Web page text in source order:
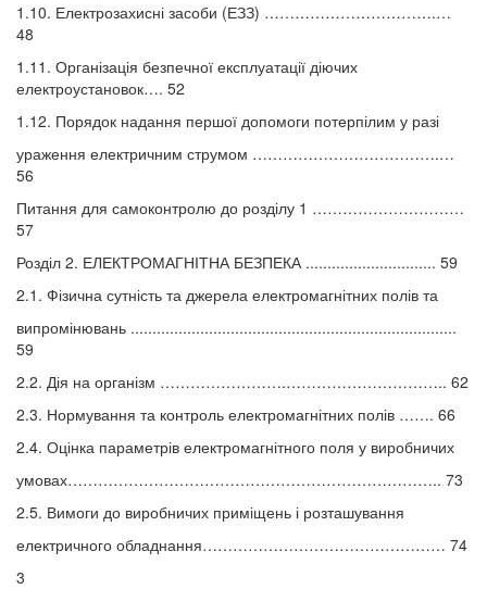
1.10. Електрозахисні засоби (ЕЗЗ) …………………………….…
48
1.11. Організація безпечної експлуатації діючих
електроустановок…. 52
1.12. Порядок надання першої допомоги потерпілим у разі
ураження електричним струмом ……………………………….…
56
Питання для самоконтролю до розділу 1 …………………………
57
Розділ 2. ЕЛЕКТРОМАГНІТНА БЕЗПЕКА .............................. 59
2.1. Фізична сутність та джерела електромагнітних полів та
випромінювань ...........................................................................
59
2.2. Дія на організм …………………….………………………….. 62
2.3. Нормування та контроль електромагнітних полів ……. 66
2.4. Оцінка параметрів електромагнітного поля у виробничих
умовах……………………………………………………………….. 73
2.5. Вимоги до виробничих приміщень і розташування
електричного обладнання………………………………………… 74
3